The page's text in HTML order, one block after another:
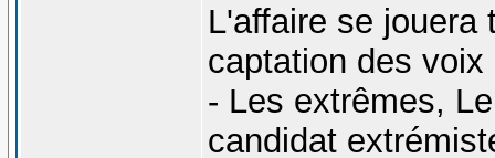
L'affaire se jouera
captation des voix
- Les extrêmes,
candidat